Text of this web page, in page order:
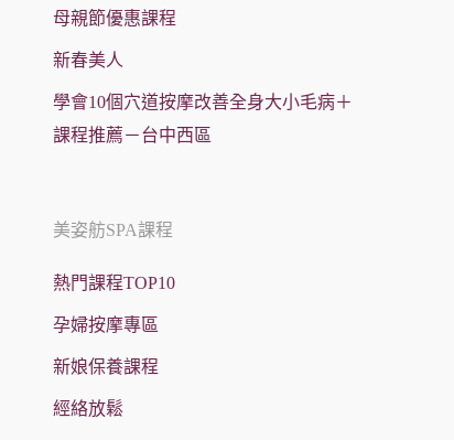
母親節優惠課程
新春美人
學會10個穴道按摩改善全身大小毛病＋
課程推薦－台中西區
美姿舫SPA課程
熱門課程TOP10
孕婦按摩專區
新娘保養課程
經絡放鬆